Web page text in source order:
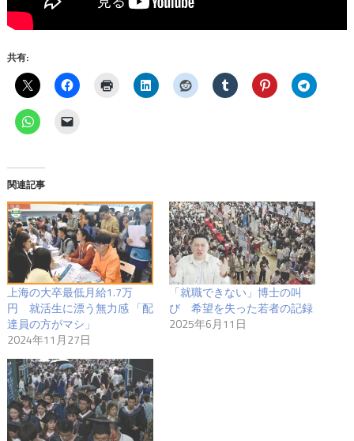
共有:
関連記事
上海の大卒最低月給1.7万
円 就活生に漂う無力感 「配
達員の方がマシ」
2024年11月27日
「就職できない」博士の叫
び 希望を失った若者の記録
2025年6月11日